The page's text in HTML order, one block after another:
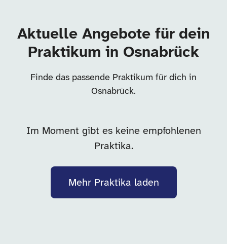
Aktuelle Angebote für dein
Praktikum in Osnabrück
Finde das passende Praktikum für dich in
Osnabrück.
Im Moment gibt es keine empfohlenen
Praktika.
Mehr Praktika laden